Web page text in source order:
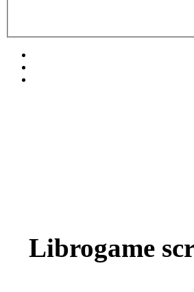
Librogame